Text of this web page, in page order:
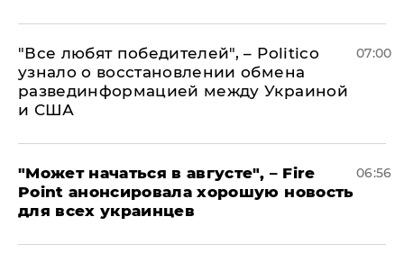
​"Все любят победителей", – Politico
узнало о восстановлении обмена
развединформацией между Украиной
и США
07:00
"Может начаться в августе", – Fire
Point анонсировала хорошую новость
для всех украинцев
06:56